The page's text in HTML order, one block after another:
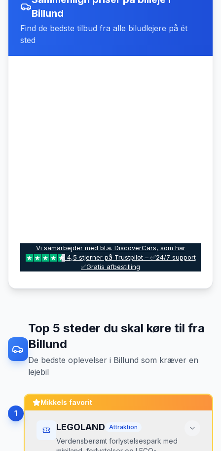
Billund
Find de bedste tilbud fra alle biludlejere på ét
sted
Vi samarbejder med bl.a. DiscoverCars, som har
4,5 stjerner på Trustpilot – ✅24/7 support
✅Gratis afbestilling
Top 5 steder du skal køre til fra
Billund
De bedste oplevelser i Billund som kræver en
lejebil
1
Mikkels favorit
LEGOLAND Attraktion
Verdensberømt forlystelsespark med